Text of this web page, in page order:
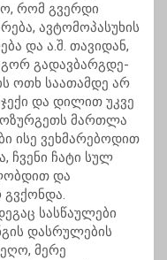
რომ გვერდი
ავტომოპასუხის
და ა.შ. თავიდან,
გადავბარგდე-
ოთხ საათამდე არ
და დილით უკვე
ოზურგეთს მართლა
ისე ვეხმარებოდით
ჩვენი ჩატი სულ
და
გვქონდა.
სასწაულები
დასრულების
მერე